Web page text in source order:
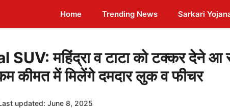
Home Trending News Sarkari
महिंद्रा व टाटा को टक्कर देने आ
कीमत में मिलेंगे दमदार लुक व फीचर
updated: June 8, 2025